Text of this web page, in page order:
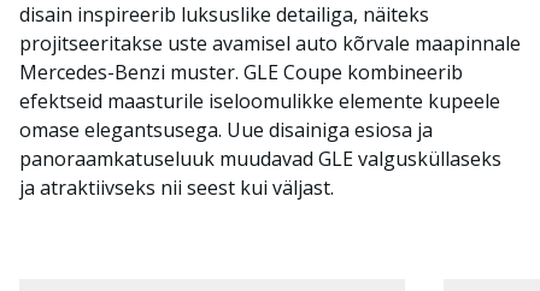
disain inspireerib luksuslike detailiga, näiteks
projitseeritakse uste avamisel auto kõrvale maapinnale
Mercedes-Benzi muster. GLE Coupe kombineerib
efektseid maasturile iseloomulikke elemente kupeele
omase elegantsusega. Uue disainiga esiosa ja
panoraamkatuseluuk muudavad GLE valgusküllaseks
ja atraktiivseks nii seest kui väljast.